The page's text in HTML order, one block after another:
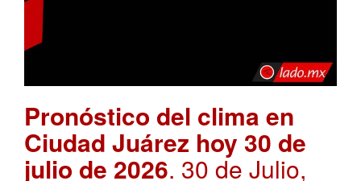
Pronóstico del clima en
Ciudad Juárez hoy 30 de
julio de 2026. 30 de Julio,